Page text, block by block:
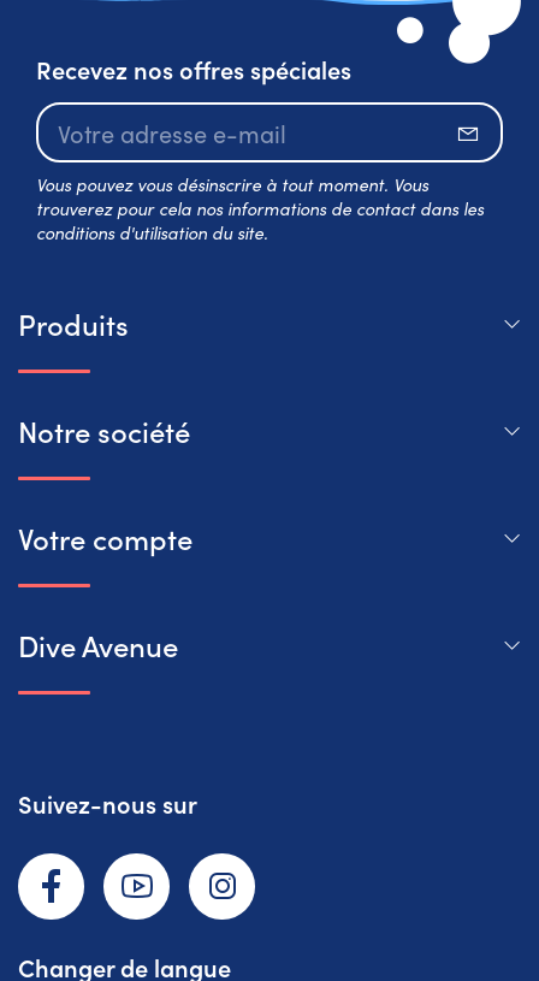
Recevez nos offres spéciales
Vous pouvez vous désinscrire à tout moment. Vous
trouverez pour cela nos informations de contact dans les
conditions d'utilisation du site.
Produits
Notre société
Votre compte
Dive Avenue
Suivez-nous sur
Changer de langue